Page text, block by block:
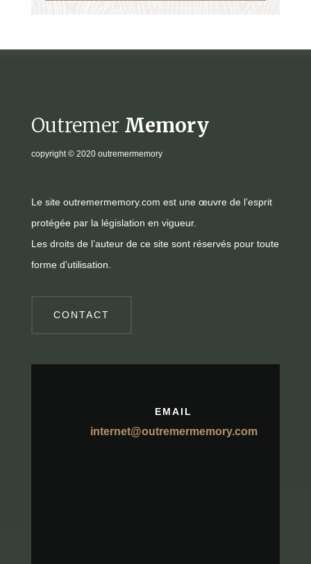
Outremer Memory
copyright © 2020 outremermemory
Le site outremermemory.com est une œuvre de l’esprit
protégée par la législation en vigueur.
Les droits de l’auteur de ce site sont réservés pour toute
forme d’utilisation.
CONTACT
EMAIL
internet@outremermemory.com